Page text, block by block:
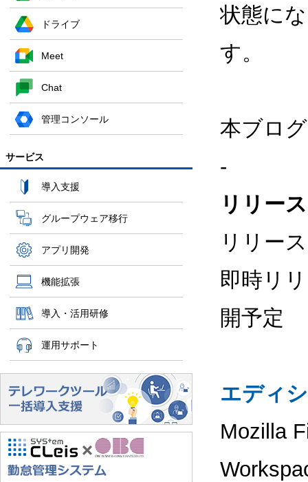
ドライブ
Meet
Chat
管理コンソール
サービス
導入支援
グループウェア移行
アプリ開発
機能拡張
導入・活用研修
運用サポート
状態に
す。
本ブロ
-
リリー
リリー
即時リ
開予定
エディ
Mozilla